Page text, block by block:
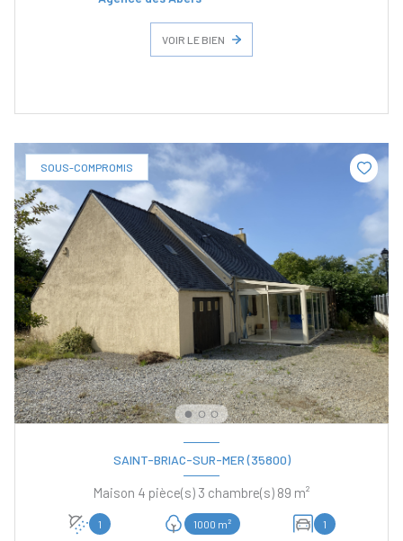
VOIR LE BIEN
SOUS-COMPROMIS
SAINT-BRIAC-SUR-MER (35800)
Maison 4 pièce(s) 3 chambre(s) 89 m²
1 1000 m² 1